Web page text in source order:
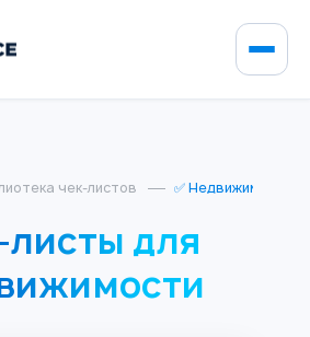
чек-листов ✅ Недвижимость
для